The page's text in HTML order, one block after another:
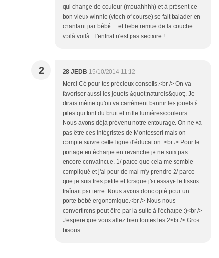
qui change de couleur (mouahhhh) et à présent ce
bon vieux winnie (vtech of course) se fait balader en
chantant par bébé.... et bebe remue de la couche....
voilà voilà... l'enfnat n'est pas sectaire !
2 28 JEDB 15/10/2014 11:12
Merci Cé pour tes précieux conseils.<br /> On va
favoriser aussi les jouets &quot;naturels&quot;. Je
dirais même qu'on va carrément bannir les jouets à
piles qui font du bruit et mille lumières/couleurs.
Nous avons déjà prévenu notre entourage. On ne va
pas être des intégristes de Montessori mais on
compte suivre cette ligne d'éducation. <br /> Pour le
portage en écharpe en revanche je ne suis pas
encore convaincue. 1/ parce que cela me semble
compliqué et j'ai peur de mal m'y prendre 2/ parce
que je suis très petite et lorsque j'ai essayé le tissus
traînait par terre. Nous avons donc opté pour un
porte bébé ergonomique.<br /> Nous nous
convertirons peut-être par la suite à l'écharpe :)<br />
J'espère que vous allez bien toutes les 2<br /> Gros
bisous